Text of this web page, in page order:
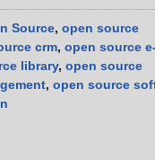
Source, open source
crm, open source
library, open source
, open source